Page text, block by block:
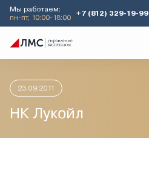
Мы работаем:
пн-пт, 10:00-18:00
+7 (812) 329-19-99
Главная Аналитика
23.09.2011
НК Лукойл